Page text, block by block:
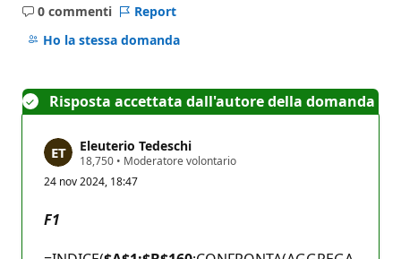
0 commenti
Nessun
commento
Report
Ho la stessa domanda
Risposta accettata dall'autore della domanda
Eleuterio Tedeschi
18,750 P
n
r
• Moderatore volontario
24 nov 2024, 18:47
F1